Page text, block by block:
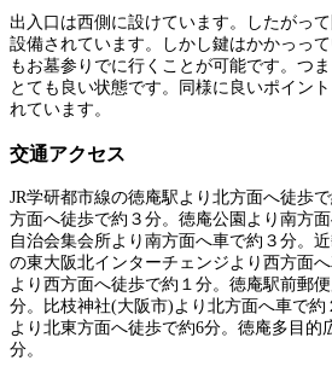
出入口は西側に設けています。したがっ
設備されています。しかし鍵はかかっっ
もお墓参りでに行くことが可能です。つ
とても良い状態です。同様に良いポイン
れています。
交通アクセス
JR学研都市線の徳庵駅より北方面へ徒歩
方面へ徒歩で約３分。徳庵公園より南方
自治会集会所より南方面へ車で約３分。
の東大阪北インターチェンジより西方面
より西方面へ徒歩で約１分。徳庵駅前郵
分。比枝神社(大阪市)より北方面へ車で
より北東方面へ徒歩で約6分。徳庵多目的
分。